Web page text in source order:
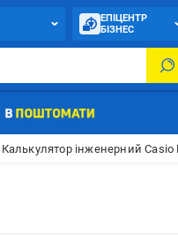
ЕПІЦЕНТР
БІЗНЕС
Калькулятор інженерний Casio